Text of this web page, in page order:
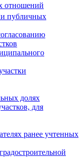
отношений
публичных
долях
для
ранее учтенных